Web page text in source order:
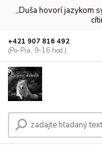
,,Duša hovorí jazykom
+421 907 816 492
(Po-Pia, 9-16 hod.)